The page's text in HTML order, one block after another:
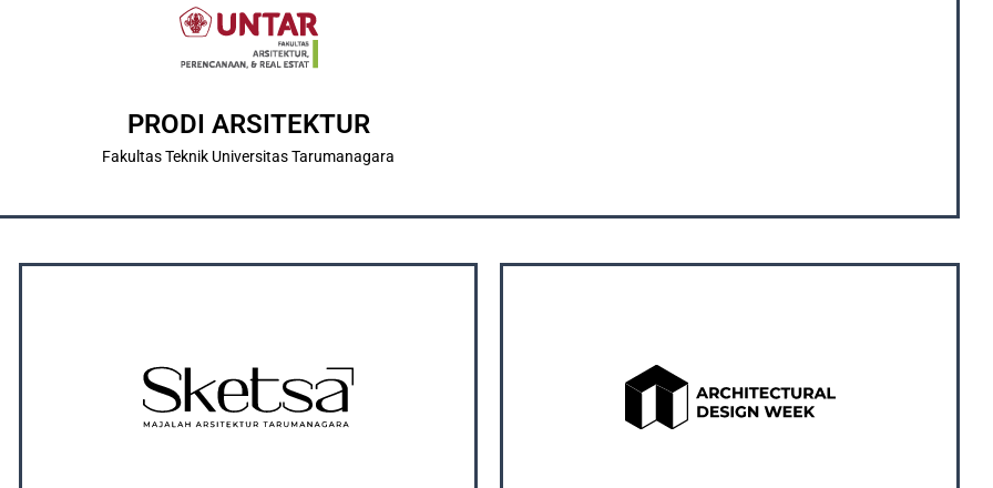
PRODI ARSITEKTUR
Fakultas Teknik Universitas Tarumanagara
ABOUT US
Universitas Tarumanagara merupakan program studi arsitektur swasta tertua di Jakarta.
OUR SOCIAL MEDIA
merupakan majalah arsitektur karya mahasiswa tertua
di Indonesia yang resmi didirikan pada tahun 1988.
dan SKETSA sebagai bentuk pembelajaran dan
pengenalan karya mahasiswa/i.